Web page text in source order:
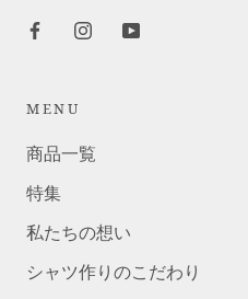
MENU
商品一覧
特集
私たちの想い
シャツ作りのこだわり